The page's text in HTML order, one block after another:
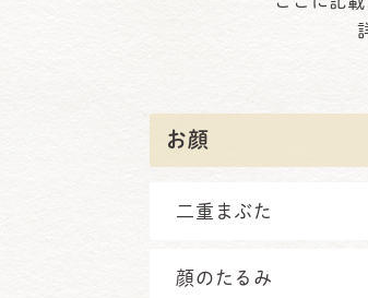
お顔
二重まぶた
顔のたるみ